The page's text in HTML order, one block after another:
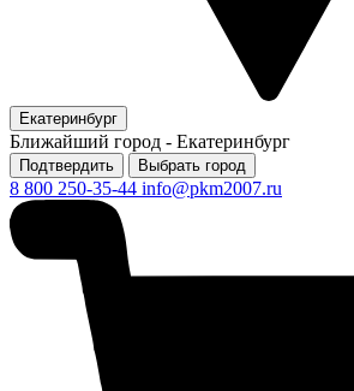
Екатеринбург
Ближайший город - Екатеринбург
Подтвердить Выбрать город
8 800 250-35-44 info@pkm2007.ru